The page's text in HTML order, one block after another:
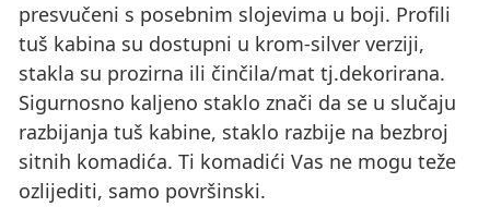
presvučeni s posebnim slojevima u boji. Profili
tuš kabina su dostupni u krom-silver verziji,
stakla su prozirna ili činčila/mat tj.dekorirana.
Sigurnosno kaljeno staklo znači da se u slučaju
razbijanja tuš kabine, staklo razbije na bezbroj
sitnih komadića. Ti komadići Vas ne mogu teže
ozlijediti, samo površinski.